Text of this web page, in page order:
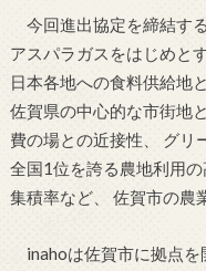
今回進出協定を締結す
アスパラガスをはじめと
日本各地への食料供給地
佐賀県の中心的な市街地
費の場との近接性、 グリ
全国1位を誇る農地利用
集積率など、 佐賀市の農
inahoは佐賀市に拠点を